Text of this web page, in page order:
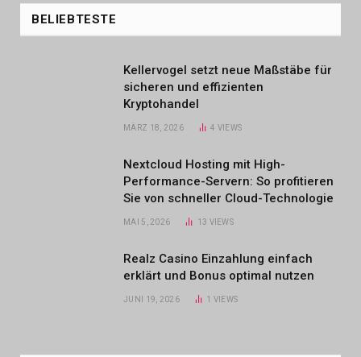
BELIEBTESTE
Kellervogel setzt neue Maßstäbe für
sicheren und effizienten
Kryptohandel
MÄRZ 18, 2026 4 VIEWS
Nextcloud Hosting mit High-
Performance-Servern: So profitieren
Sie von schneller Cloud-Technologie
MAI 5, 2026 13 VIEWS
Realz Casino Einzahlung einfach
erklärt und Bonus optimal nutzen
JUNI 19, 2026 1 VIEWS